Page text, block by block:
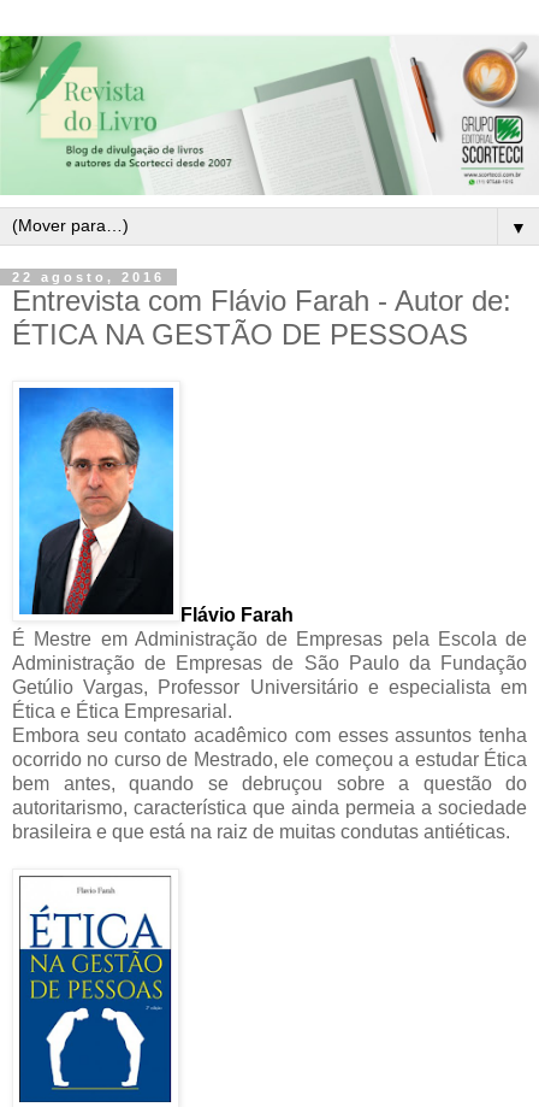
▼
22 agosto, 2016
Entrevista com Flávio Farah - Autor de:
ÉTICA NA GESTÃO DE PESSOAS
Flávio Farah
É Mestre em Administração de Empresas pela Escola de
Administração de Empresas de São Paulo da Fundação
Getúlio Vargas, Professor Universitário e especialista em
Ética e Ética Empresarial.
Embora seu contato acadêmico com esses assuntos tenha
ocorrido no curso de Mestrado, ele começou a estudar Ética
bem antes, quando se debruçou sobre a questão do
autoritarismo, característica que ainda permeia a sociedade
brasileira e que está na raiz de muitas condutas antiéticas.